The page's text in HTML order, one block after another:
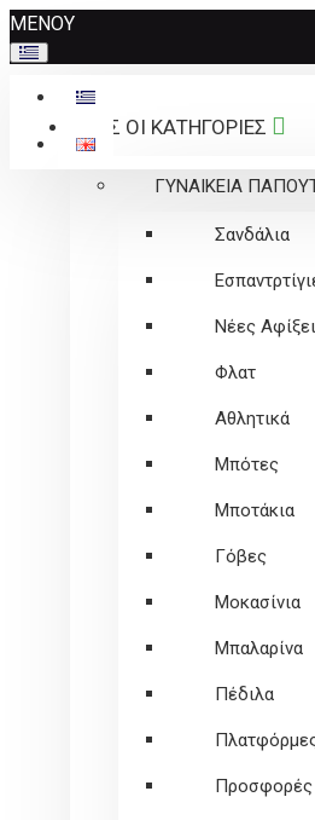
Σημείωση:
Αυτός
ο
ιστότοπος
περιλαμβάνει
ΜΕΝΟΥ
ΟΛΕΣ ΟΙ ΚΑΤΗΓΟΡΙΕΣ
ΓΥΝΑΙΚΕΙΑ
Σανδάλια
Νέες
Φλατ
Αθλητικά
Μπότες
Μποτάκια
Γόβες
Μοκασίνια
Μπαλαρίνα
Πέδιλα
Προσφορές